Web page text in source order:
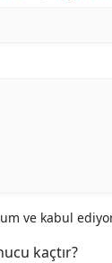
ve kabul
kaçtır?